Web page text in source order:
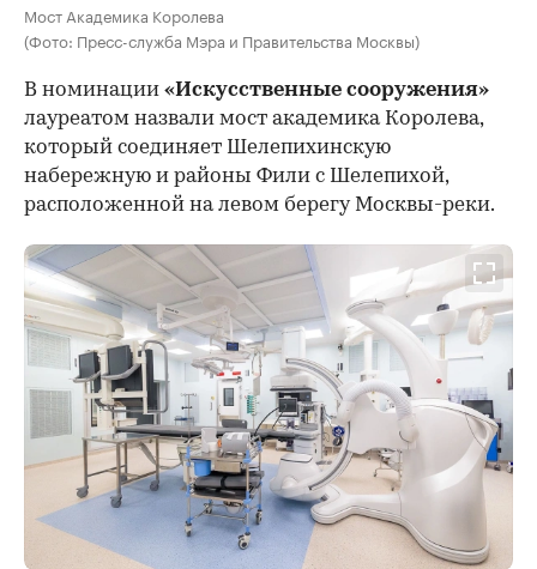
Мост Академика Королева
(Фото: Пресс-служба Мэра и Правительства Москвы)
В номинации «Искусственные сооружения»
лауреатом назвали мост академика Королева,
который соединяет Шелепихинскую
набережную и районы Фили с Шелепихой,
расположенной на левом берегу Москвы-реки.